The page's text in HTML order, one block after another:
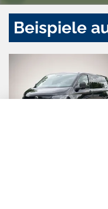
Beispiele